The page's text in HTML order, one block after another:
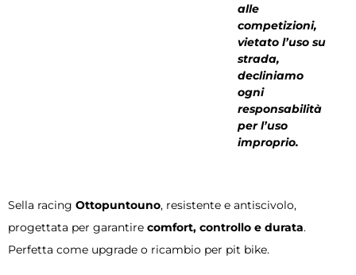
alle
competizioni,
vietato l’uso su
strada,
decliniamo
ogni
responsabilità
per l’uso
improprio.
Sella racing Ottopuntouno, resistente e antiscivolo,
progettata per garantire comfort, controllo e durata.
Perfetta come upgrade o ricambio per pit bike.